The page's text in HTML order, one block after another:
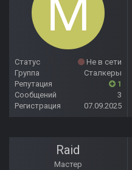
Статус
Не в сети
Группа
Сталкеры
Репутация
1
Сообщений
3
Регистрация
07.09.2025
Raid
Мастер